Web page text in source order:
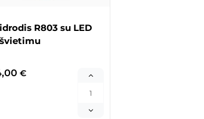
R803 su LED
€